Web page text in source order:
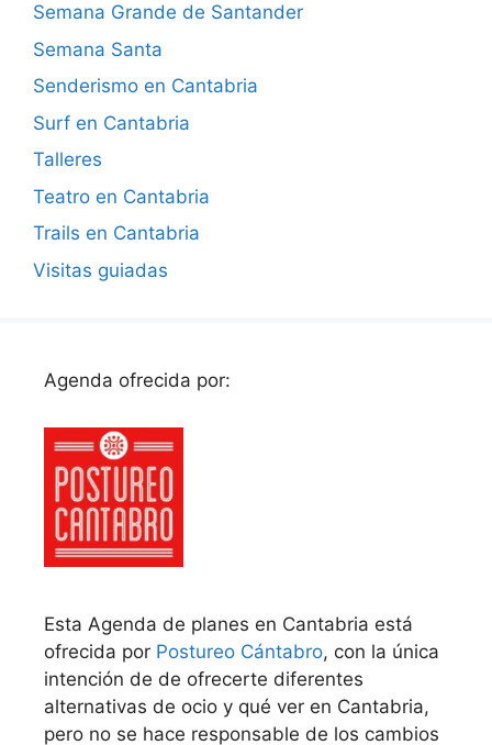
Semana Grande de Santander
Semana Santa
Senderismo en Cantabria
Surf en Cantabria
Talleres
Teatro en Cantabria
Trails en Cantabria
Visitas guiadas
Agenda ofrecida por:
Esta Agenda de planes en Cantabria está
ofrecida por Postureo Cántabro, con la única
intención de de ofrecerte diferentes
alternativas de ocio y qué ver en Cantabria,
pero no se hace responsable de los cambios